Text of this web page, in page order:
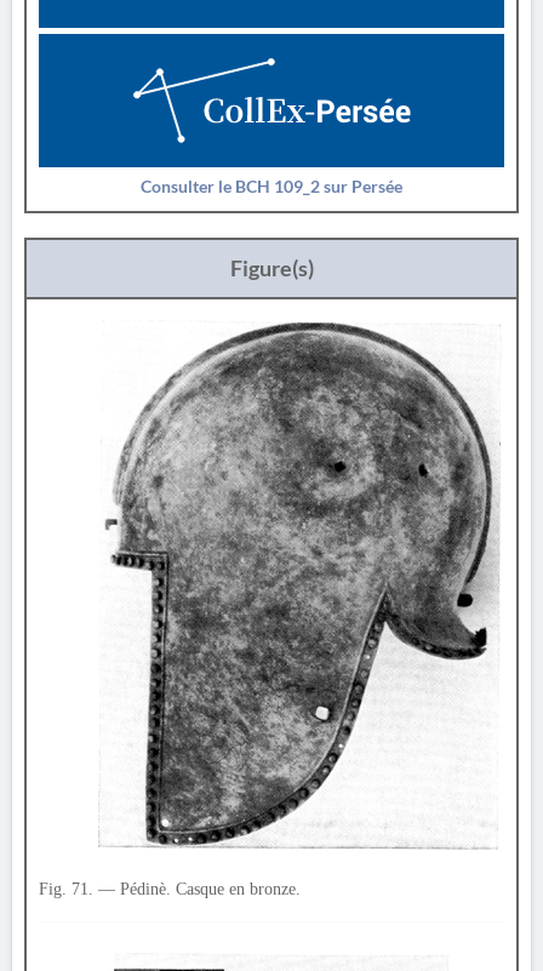
Consulter le BCH 109_2 sur Persée
Figure(s)
Fig. 71. — Pédinè. Casque en bronze.